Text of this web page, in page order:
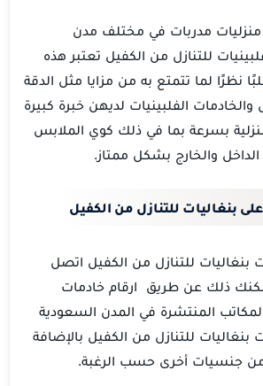
مدربات في مختلف مدن
للتنازل من الكفيل تعتبر هذه
نظرًا لما تتمتع به من مزايا مثل الدقة
والخادمات الفلبينيات لديهن خبرة كبيرة
بسرعة بما في ذلك كوي الملابس
والخارج بشكل ممتاز.
بنغاليات للتنازل من الكفيل
للتنازل من الكفيل اتصل
ذلك عن طريق ارقام خادمات
المكاتب المنتشرة في المدن السعودية
للتنازل من الكفيل بالإضافة
من جنسيات أخرى حسب الرغبة.